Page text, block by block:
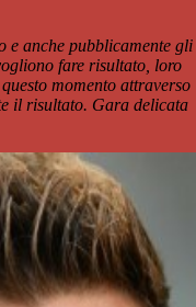
e anche pubblicamente gli
fare risultato, loro
momento attraverso
il risultato. Gara delicata